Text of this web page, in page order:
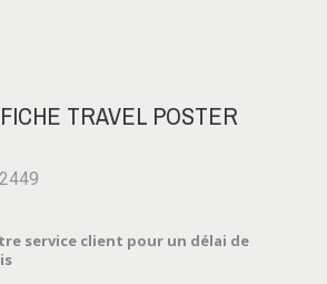
TRAVEL POSTER
service client pour un délai de